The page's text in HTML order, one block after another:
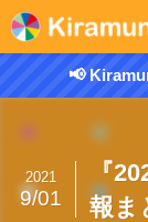
📢
『
報ま
2021
9/01